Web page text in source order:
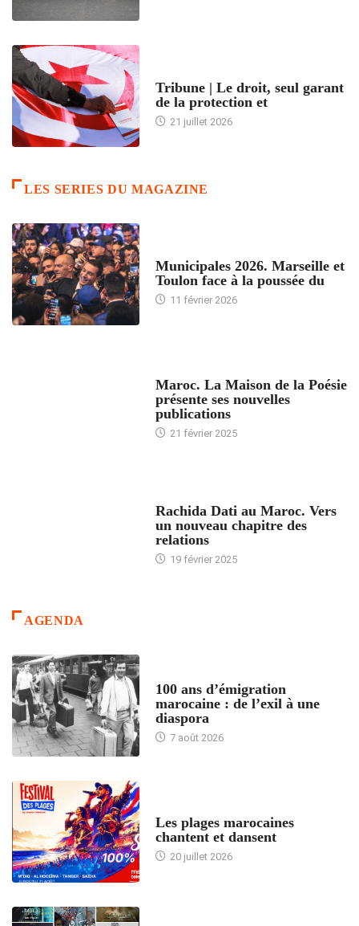
Tribune | Le droit, seul garant
de la protection et
21 juillet 2026
LES SERIES DU MAGAZINE
Municipales 2026. Marseille et
Toulon face à la poussée du
11 février 2026
Maroc. La Maison de la Poésie
présente ses nouvelles
publications
21 février 2025
Rachida Dati au Maroc. Vers
un nouveau chapitre des
relations
19 février 2025
AGENDA
100 ans d’émigration
marocaine : de l’exil à une
diaspora
7 août 2026
Les plages marocaines
chantent et dansent
20 juillet 2026